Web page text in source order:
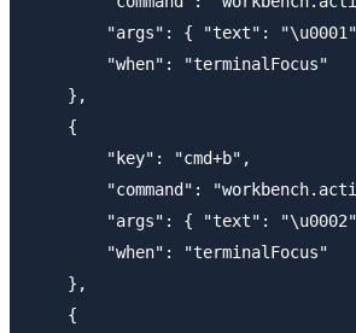
"args": { "text":
        "when": "terminalFocus"
    },
    {
        "key": "cmd+b",
"command":
"args": { "text":
        "when": "terminalFocus"
    },
    {